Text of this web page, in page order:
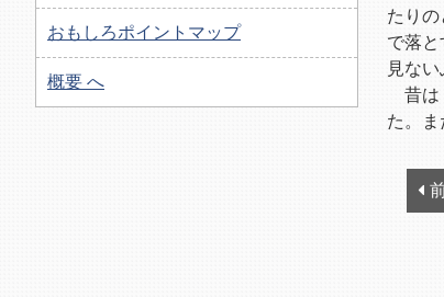
たり
で落
見な
昔は
た。ま
おもしろポイントマップ
概要 へ